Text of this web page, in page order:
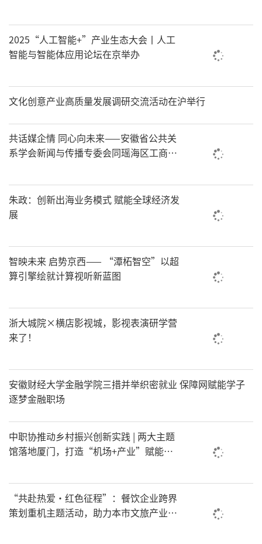
2025“人工智能+”产业生态大会丨人工
智能与智能体应用论坛在京举办
文化创意产业高质量发展调研交流活动在沪举行
共话媒企情 同心向未来——安徽省公共关
系学会新闻与传播专委会同瑶海区工商
朱政：创新出海业务模式 赋能全球经济发
展
​智映未来 启势京西—— “潭柘智空”以超
算引擎绘就计算视听新蓝图
浙大城院×横店影视城，影视表演研学营
来了！
安徽财经大学金融学院三措并举织密就业 保障网赋能学子
逐梦金融职场
中职协推动乡村振兴创新实践 | 两大主题
馆落地厦门，打造“机场+产业”赋能新
“共赴热爱·红色征程”：餐饮企业跨界
策划重机主题活动，助力本市文旅产业迈